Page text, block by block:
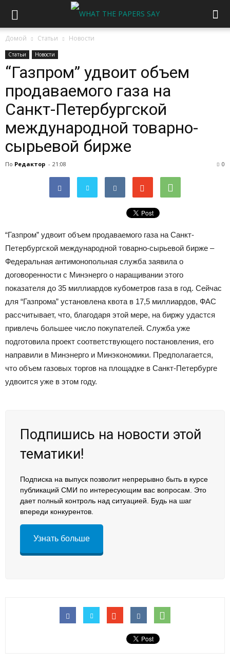
Домой Статьи Новости
Статьи Новости
“Газпром” удвоит объем
продаваемого газа на
Санкт-Петербургской
международной товарно-
сырьевой бирже
По Редактор - 21:08 0
“Газпром” удвоит объем продаваемого газа на Санкт-
Петербургской международной товарно-сырьевой бирже –
Федеральная антимонопольная служба заявила о
договоренности с Минэнерго о наращивании этого
показателя до 35 миллиардов кубометров газа в год. Сейчас
для “Газпрома” установлена квота в 17,5 миллиардов, ФАС
рассчитывает, что, благодаря этой мере, на биржу удастся
привлечь большее число покупателей. Служба уже
подготовила проект соответствующего постановления, его
направили в Минэнерго и Минэкономики. Предполагается,
что объем газовых торгов на площадке в Санкт-Петербурге
удвоится уже в этом году.
Подпишись на новости этой
тематики!
Подписка на выпуск позволит непрерывно быть в курсе
публикаций СМИ по интересующим вас вопросам. Это
дает полный контроль над ситуацией. Будь на шаг
впереди конкурентов.
Узнать больше